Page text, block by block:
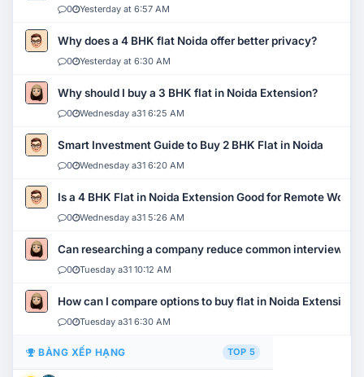
0 Yesterday at 6:57 AM
Why does a 4 BHK flat Noida offer better privacy?
0 Yesterday at 6:30 AM
Why should I buy a 3 BHK flat in Noida Extension?
0 Wednesday a31 6:25 AM
Smart Investment Guide to Buy 2 BHK Flat in Noida
0 Wednesday a31 6:20 AM
Is a 4 BHK Flat in Noida Extension Good for Remote Work?
0 Wednesday a31 5:26 AM
Can researching a company reduce common interview
0 Tuesday a31 10:12 AM
How can I compare options to buy flat in Noida Extension?
0 Tuesday a31 6:30 AM
BẢNG XẾP HẠNG TOP 5